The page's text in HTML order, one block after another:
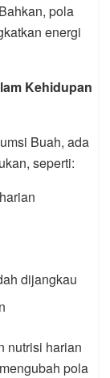
pola
energi
Kehidupan
Buah, ada
seperti:
dijangkau
nutrisi harian
pola